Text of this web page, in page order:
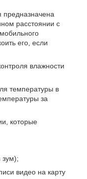
предназначена
расстоянии с
его, если
влажности
температуры в
за
которые
зум);
видео на карту